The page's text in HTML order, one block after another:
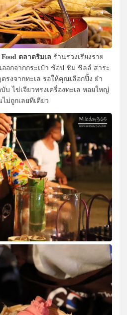
Food ตลาดริมเล ร้านรวงเรียงราย
อกจากกระเป๋า ช้อป ชิม ชิลล์ สาระ
งจากทะเล รอให้คุณเลือกปิ้ง ยำ
บ ไข่เจียวทรงเครื่องทะเล หอยใหญ่
ม่ถูกเลยทีเดียว